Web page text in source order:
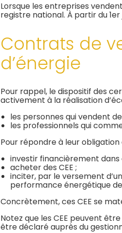
Lorsque les entreprises
registre national. À partir du
Contrats de
d’énergie
Pour rappel, le dispositif des
activement à la réalisation
les personnes qui vendent
les professionnels qui
Pour répondre à leur
investir financièrement dans
acheter des CEE ;
inciter, par le versement
performance énergétique
Concrètement, ces CEE se
Notez que les CEE peuvent
être déclaré auprès du